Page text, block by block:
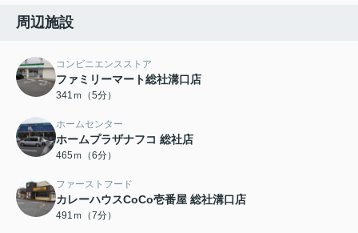
周辺施設
コンビニエンスストア
ファミリーマート総社溝口店
341ｍ（5分）
ホームセンター
ホームプラザナフコ 総社店
465ｍ（6分）
ファーストフード
カレーハウスCoCo壱番屋 総社溝口店
491ｍ（7分）